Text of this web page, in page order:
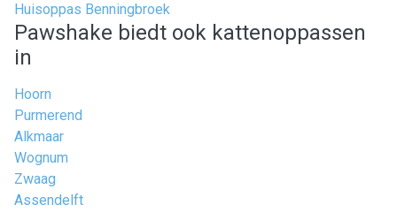
Huisoppas Benningbroek
Pawshake biedt ook kattenoppassen
in
Hoorn
Purmerend
Alkmaar
Wognum
Zwaag
Assendelft